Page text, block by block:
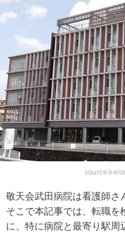
敬天会武田病院は看護師さ
そこで本記事では、転職を
に、特に病院と最寄り駅周